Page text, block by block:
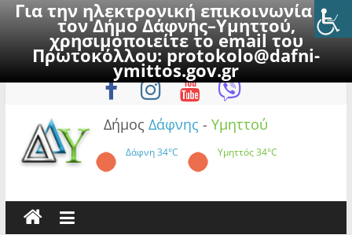
Για την ηλεκτρονική επικοινωνία με
τον Δήμο Δάφνης–Υμηττού,
χρησιμοποιείτε το email του
Πρωτοκόλλου:protokolo@dafni-
ymittos.gov.gr
to
Παρασκευή, 7 Αυγούστου 2026
Δήμος Δάφνης - Υμηττού
Δάφνη34°C Υμηττός34°C